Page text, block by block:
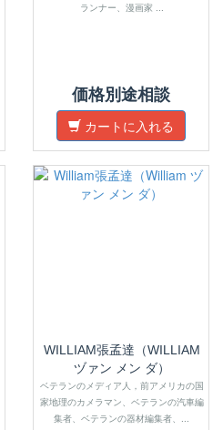
ランナー、漫画家 ...
価格別途相談
カートに入れる
WILLIAM張孟達（WILLIAM
ヅァン メン ダ）
ベテランのメディア人，前アメリカの国
家地理のカメラマン、ベテランの汽車編
集者、ベテランの器材編集者、...